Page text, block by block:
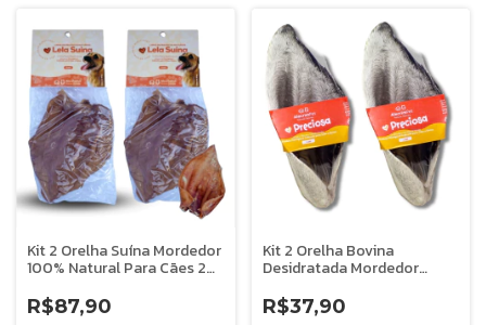
Kit 2 Orelha Suína Mordedor
100% Natural Para Cães 2
R$87,90
Kit 2 Orelha Bovina
Desidratada Mordedor
AlecrimPet
R$37,90